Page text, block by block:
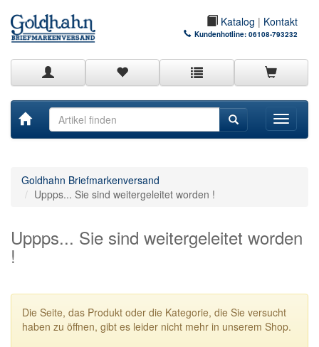
Katalog | Kontakt
Kundenhotline: 06108-793232
Toggle
Goldhahn Briefmarkenversand
Uppps... Sie sind weitergeleitet worden !
Uppps... Sie sind weitergeleitet worden
!
Die Seite, das Produkt oder die Kategorie, die Sie versucht
haben zu öffnen, gibt es leider nicht mehr in unserem Shop.